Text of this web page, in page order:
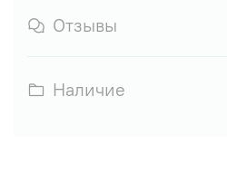
Отзывы
Наличие